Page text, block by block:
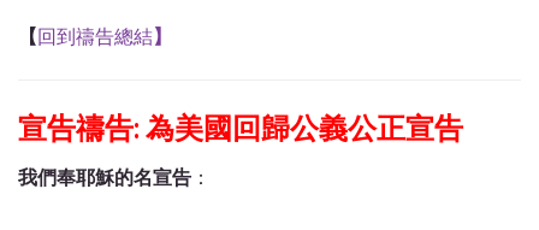
【回到禱告總結】
宣告禱告: 為美國回歸公義公正宣告
我們奉耶穌的名宣告 ：